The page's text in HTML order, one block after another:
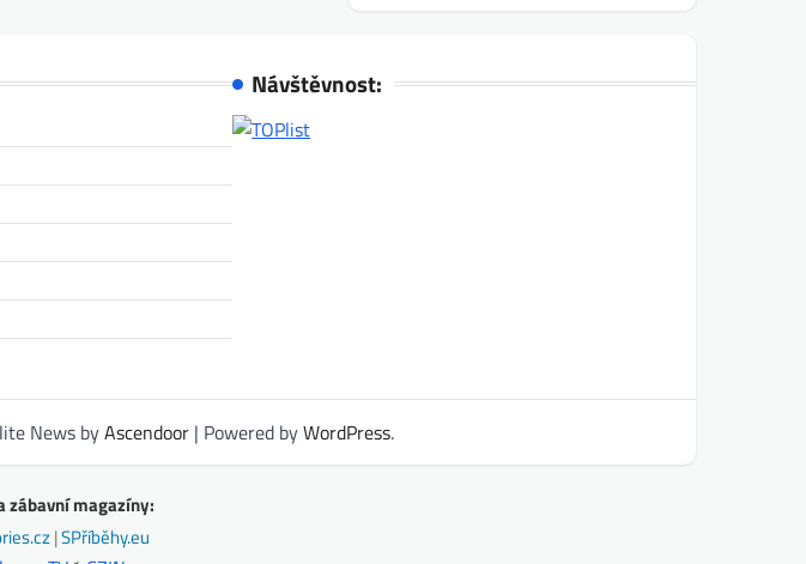
Návštěvnost:
News byAscendoor| Powered byWordPress.
zábavní magazíny:
|SPříběhy.eu